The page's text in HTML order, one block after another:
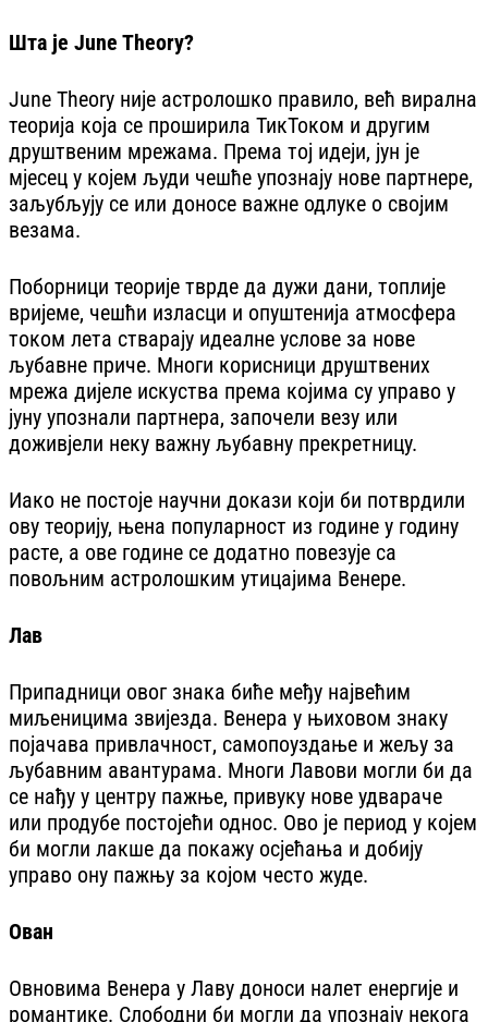
Шта је June Theory?
June Theory није астролошко правило, већ вирална
теорија која се проширила ТикТоком и другим
друштвеним мрежама. Према тој идеји, јун је
мјесец у којем људи чешће упознају нове партнере,
заљубљују се или доносе важне одлуке о својим
везама.
Поборници теорије тврде да дужи дани, топлије
вријеме, чешћи изласци и опуштенија атмосфера
током лета стварају идеалне услове за нове
љубавне приче. Многи корисници друштвених
мрежа дијеле искуства према којима су управо у
јуну упознали партнера, започели везу или
доживјели неку важну љубавну прекретницу.
Иако не постоје научни докази који би потврдили
ову теорију, њена популарност из године у годину
расте, а ове године се додатно повезује са
повољним астролошким утицајима Венере.
Лав
Припадници овог знака биће међу највећим
миљеницима звијезда. Венера у њиховом знаку
појачава привлачност, самопоуздање и жељу за
љубавним авантурама. Многи Лавови могли би да
се нађу у центру пажње, привуку нове удвараче
или продубе постојећи однос. Ово је период у којем
би могли лакше да покажу осјећања и добију
управо ону пажњу за којом често жуде.
Ован
Овновима Венера у Лаву доноси налет енергије и
романтике. Слободни би могли да упознају некога